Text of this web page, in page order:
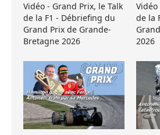
Vidéo - Grand Prix, le Talk
de la F1 - Débriefing du
Grand Prix de Grande-
Bretagne 2026
de la
2026